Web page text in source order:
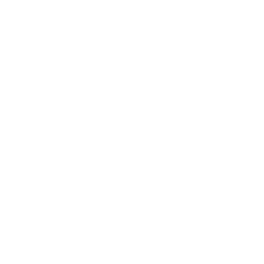
tras obstáculos que solo pueden
y satisfactoria, incentivando
una experiencia técnica y de
modo "Pixel Perfect" que respeta la
que suaviza los bordes para una
puede ser implacable, la
de rebobinado de 5 segundos. Esto